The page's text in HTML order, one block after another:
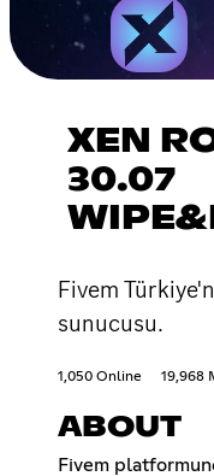
XEN
30.07
Fivem
sunucusu.
1,050 Online 19,968
ABOUT
Fivem